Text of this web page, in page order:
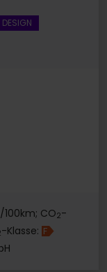
CO2-
-Klasse: F